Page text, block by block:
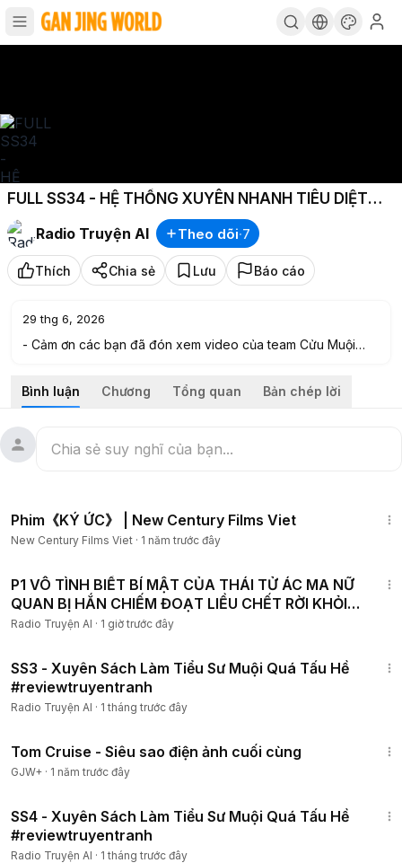
FULL SS34 - HỆ THỐNG XUYÊN NHANH TIÊU DIỆT
CẶN BÃ
#xuyênnhanh #reviewtruyentranh
#nucuong
Radio Truyện AI Theo dõi·7
Thích Chia sẻ Lưu Báo cáo
29 thg 6, 2026
- Cảm ơn các bạn đã đón xem video của team Cửu Muội
- Nếu thấy hay, đừng quên like, comment, share, đăng ký và
nhấn nút thông báo để không bỏ lỡ video mới nhất.
have, in accordance with fair use, been repurposed with
the intent of educating and inspiring others.
Bình luận Chương Tổng quan Bản chép lời
Phim《KÝ ỨC》 | New Century Films Viet
New Century Films Viet · 1 năm trước đây
P1 VÔ TÌNH BIẾT BÍ MẬT CỦA THÁI TỬ ÁC MA NỮ
QUAN BỊ HẮN CHIẾM ĐOẠT LIỀU CHẾT RỜI KHỎI
HẬU CUNG
Radio Truyện AI · 1 giờ trước đây
SS3 - Xuyên Sách Làm Tiểu Sư Muội Quá Tấu Hề
#reviewtruyentranh
Radio Truyện AI · 1 tháng trước đây
Tom Cruise - Siêu sao điện ảnh cuối cùng
GJW+ · 1 năm trước đây
SS4 - Xuyên Sách Làm Tiểu Sư Muội Quá Tấu Hề
#reviewtruyentranh
Radio Truyện AI · 1 tháng trước đây